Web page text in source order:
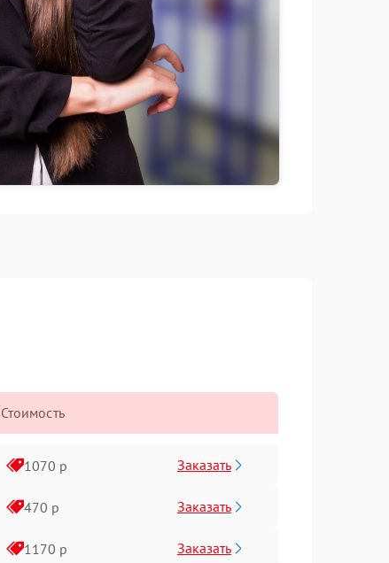
Стоимость
1070 р Заказать
470 р Заказать
1170 р Заказать